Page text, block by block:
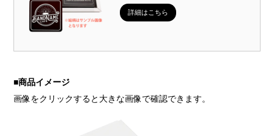
詳細はこちら
■商品イメージ
画像をクリックすると大きな画像で確認できます。